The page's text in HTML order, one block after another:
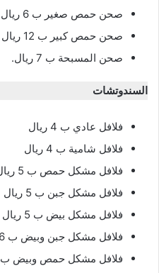
صحن حمص صغير ب 6 ريال
صحن حمص كبير ب 12 ريال
صحن المسبحة ب 7 ريال.
السندوتشات
فلافل عادي ب 4 ريال
فلافل شامية ب 4 ريال
فلافل مشكل حمص ب 5 ريال
فلافل مشكل جبن ب 5 ريال
فلافل مشكل بيض ب 5 ريال
فلافل مشكل جبن وبيض ب 6 ريال
فلافل مشكل حمص وبيض ب 6 ريال